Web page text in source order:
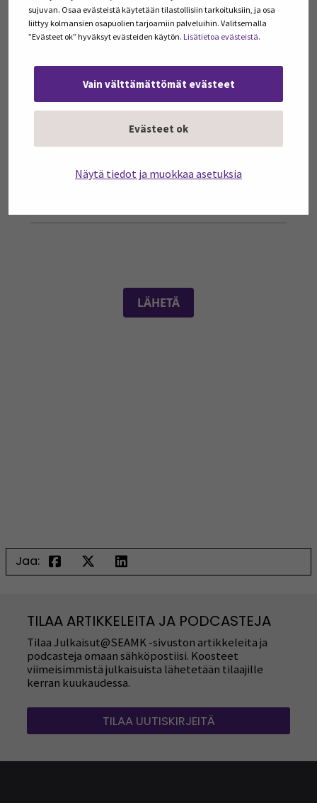
sujuvan. Osaa evästeistä käytetään tilastollisiin tarkoituksiin, ja osa
liittyy kolmansien osapuolien tarjoamiin palveluihin. Valitsemalla
”Evästeet ok” hyväksyt evästeiden käytön. Lisätietoa evästeistä.
Vain välttämättömät evästeet
Evästeet ok
Näytä tiedot ja muokkaa asetuksia
Ruokaprovinssin uutiskirje
Innovaatiofoorumin uutiskirje
Minulle saa lähettää tilaamiani
Annan Seinäjoen Ammattikorkeakoulu Oy:lle luvan käyttää
sähköpostitse koulutustarjonnasta tai lähettääkseen kutsuja
tapahtumiin. Voin päättää milloin tahansa, etten enää halua
LÄHETÄ
Jaa:
TILAA ARTIKKELEITA JA PODCASTEJA
Tilaa Julkaisut@SEAMK -sivuston artikkeleita ja
podcasteja omaan sähköpostiisi. Koosteet
viimeisimmistä julkaisuista lähetetään tilaajille
kerran kuukaudessa.
TILAA UUTISKIRJEITÄ